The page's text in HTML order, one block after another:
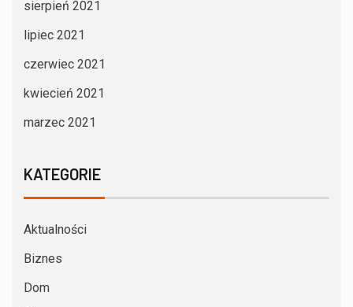
sierpień 2021
lipiec 2021
czerwiec 2021
kwiecień 2021
marzec 2021
KATEGORIE
Aktualności
Biznes
Dom